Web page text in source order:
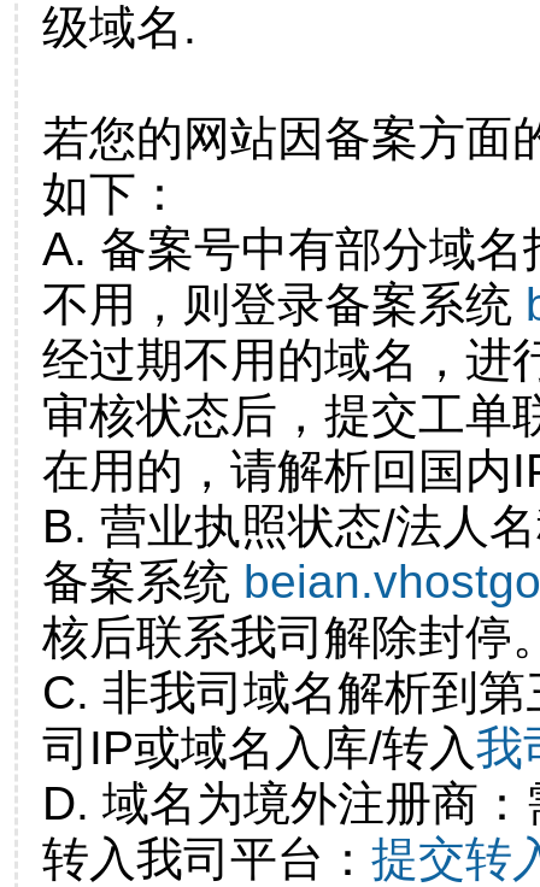
级域名.
若您的网站因备案方面
如下：
A. 备案号中有部分域
不用，则登录备案系统
经过期不用的域名，进
审核状态后，提交工单
在用的，请解析回国内
B. 营业执照状态/法人
备案系统
核后联系我司解除封停
C. 非我司域名解析到
司IP或域名入库/转入我
D. 域名为境外注册商
转入我司平台： 提交转